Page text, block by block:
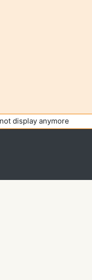
display anymore
(Entrar)